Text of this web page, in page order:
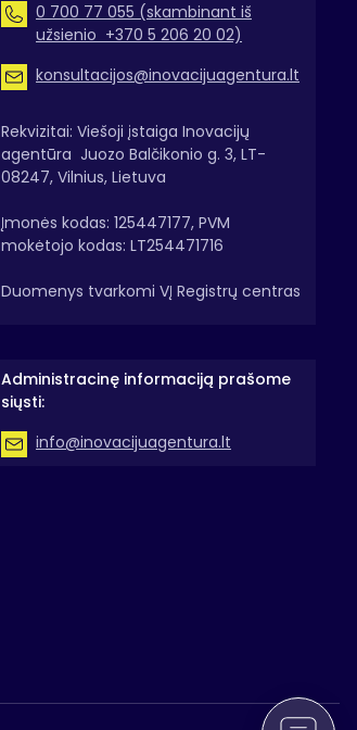
0 700 77 055 (skambinant iš
užsienio +370 5 206 20 02)
konsultacijos@inovacijuagentura.lt
Rekvizitai: Viešoji įstaiga Inovacijų
agentūra Juozo Balčikonio g. 3, LT-
08247, Vilnius, Lietuva
Įmonės kodas: 125447177, PVM
mokėtojo kodas: LT254471716
Duomenys tvarkomi VĮ Registrų centras
Administracinę informaciją prašome
siųsti:
info@inovacijuagentura.lt